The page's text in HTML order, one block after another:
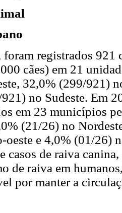
registrados 921
cães) em 21
32,0% (299/921)
no Sudeste. Em
em 23 municípios
(21/26) no
oeste e 4,0% (01/26)
casos de raiva
de raiva em
por manter a